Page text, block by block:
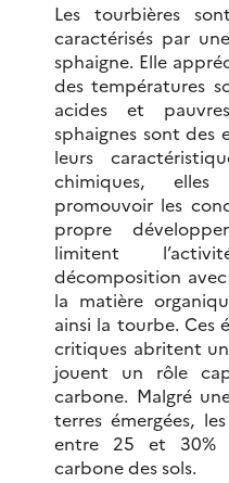
Les tourbières
caractérisés par
sphaigne. Elle
des températures
acides et
sphaignes sont des
leurs
chimiques,
promouvoir les
propre
limitent
décomposition
la matière
ainsi la tourbe. Ces
critiques abritent
jouent un rôle
carbone. Malgré
terres émergées,
entre 25 et 30%
carbone des sols.